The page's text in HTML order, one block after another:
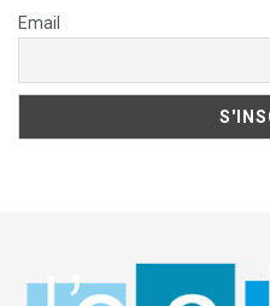
Email